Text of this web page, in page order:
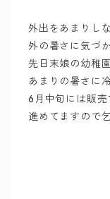
外出をあまりし
外の暑さに気づ
先日末娘の幼稚
あまりの暑さに
6月中旬には販売
進めてますので